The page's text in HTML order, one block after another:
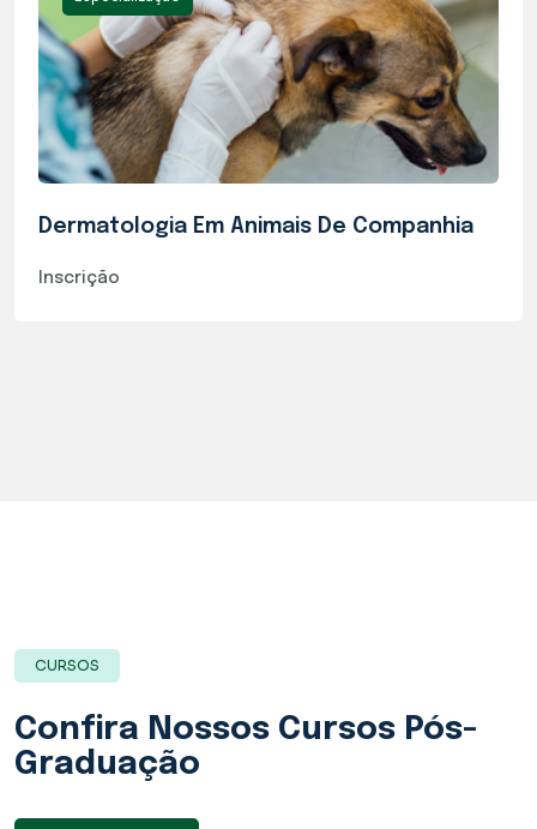
Dermatologia Em Animais De Companhia
Inscrição
CURSOS
Confira Nossos Cursos Pós-
Graduação